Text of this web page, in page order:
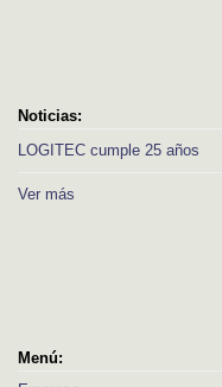
Noticias:
LOGITEC cumple 25 años
Ver más
Menú: